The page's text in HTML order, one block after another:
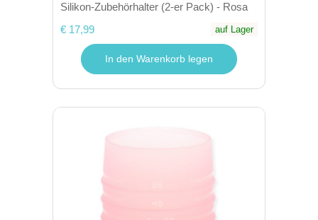
Silikon-Zubehörhalter (2-er Pack) - Rosa
€ 17,99
auf Lager
In den Warenkorb legen